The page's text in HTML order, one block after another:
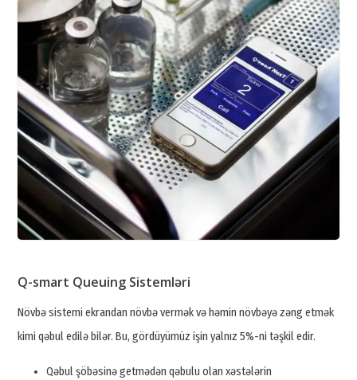
Q-smart Queuing Sistemləri
Növbə sistemi ekrandan növbə vermək və həmin növbəyə zəng etmək
kimi qəbul edilə bilər. Bu, gördüyümüz işin yalnız 5%-ni təşkil edir.
Qəbul şöbəsinə getmədən qəbulu olan xəstələrin